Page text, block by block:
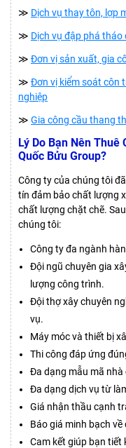
≫ Dịch vụ thay tôn, lợp
≫ Dịch vụ đập phá tháo
≫ Đơn vị sản xuất, gia
≫ Đơn vị kiểm soát côn
nghiệp
≫ Gia công cầu thang
Lý Do Bạn Nên Thuê
Quốc Bửu Group?
Công ty của chúng tôi
tín đảm bảo chất lượng
chất lượng chặt chẽ.
chúng tôi:
Công ty đa ngành
Đội ngũ chuyên gia
lượng công trình.
Đội thợ xây chuyên
vụ.
Máy móc và thiết bị
Thi công đáp ứng
Đa dạng mẫu mã
Đa dạng dịch vụ từ
Giá nhận thầu cạnh
Báo giá minh bạch
Cam kết giúp bạn tiết